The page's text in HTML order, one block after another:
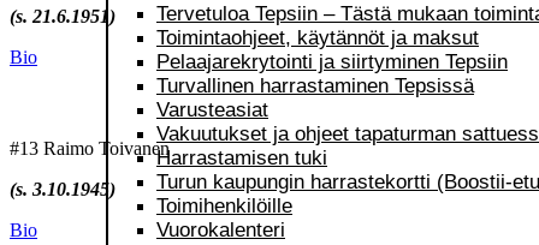
Tervetuloa Tepsiin – Tästä mukaan
Toimintaohjeet, käytännöt ja maksut
Pelaajarekrytointi ja siirtyminen Tepsiin
Turvallinen harrastaminen Tepsissä
Varusteasiat
Vakuutukset ja ohjeet tapaturman
Harrastamisen tuki
Turun kaupungin harrastekortti (Boostii-
Toimihenkilöille
Vuorokalenteri
(s. 21.6.1951)
Bio
#13 Raimo Toivanen
(s. 3.10.1945)
Bio